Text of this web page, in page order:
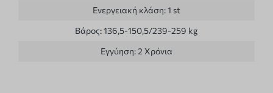
Ενεργειακή κλάση:1 st
Βάρος:136,5-150,5/239-259 kg
Εγγύηση:2 Χρόνια